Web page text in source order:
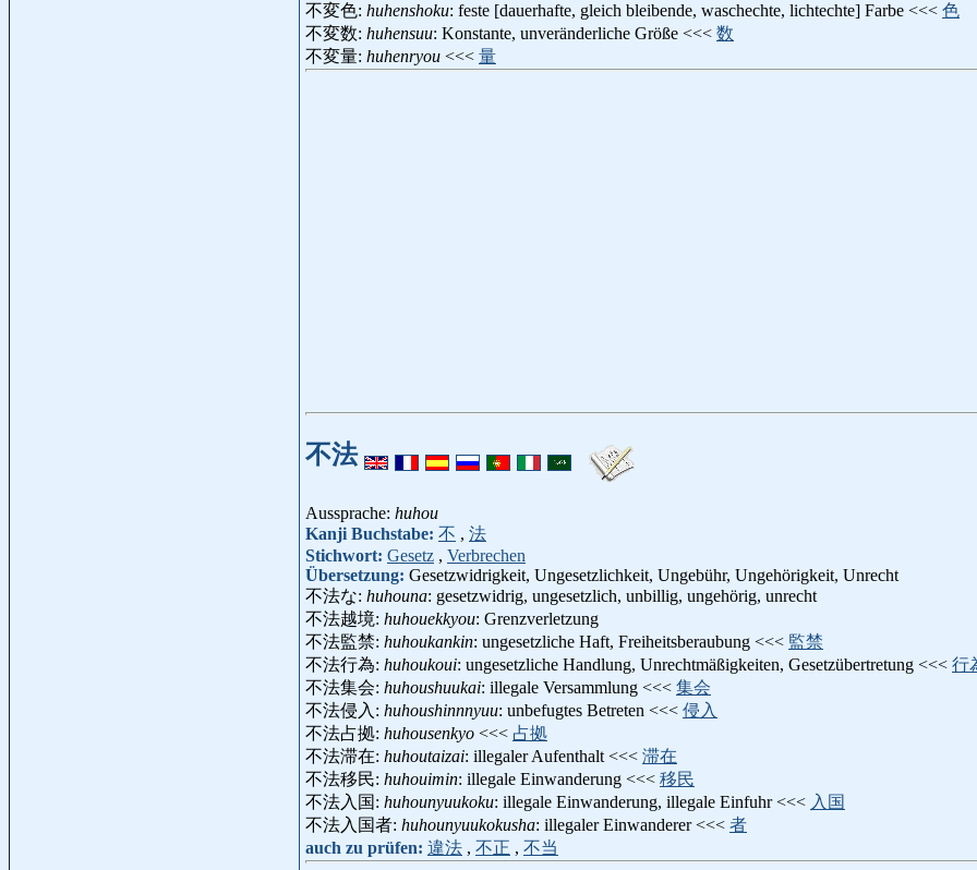
不変色: huhenshoku: feste [dauerhafte, gleich bleibende, waschechte, lichtechte] Farbe <<< 色
不変数: huhensuu: Konstante, unveränderliche Größe <<< 数
不変量: huhenryou <<< 量
不法
Aussprache: huhou
Kanji Buchstabe: 不 , 法
Stichwort: Gesetz , Verbrechen
Übersetzung: Gesetzwidrigkeit, Ungesetzlichkeit, Ungebühr, Ungehörigkeit, Unrecht
不法な: huhouna: gesetzwidrig, ungesetzlich, unbillig, ungehörig, unrecht
不法越境: huhouekkyou: Grenzverletzung
不法監禁: huhoukankin: ungesetzliche Haft, Freiheitsberaubung <<< 監禁
不法行為: huhoukoui: ungesetzliche Handlung, Unrechtmäßigkeiten, Gesetzübertretung <<< 行
不法集会: huhoushuukai: illegale Versammlung <<< 集会
不法侵入: huhoushinnnyuu: unbefugtes Betreten <<< 侵入
不法占拠: huhousenkyo <<< 占拠
不法滞在: huhoutaizai: illegaler Aufenthalt <<< 滞在
不法移民: huhouimin: illegale Einwanderung <<< 移民
不法入国: huhounyuukoku: illegale Einwanderung, illegale Einfuhr <<< 入国
不法入国者: huhounyuukokusha: illegaler Einwanderer <<< 者
auch zu prüfen: 違法 , 不正 , 不当